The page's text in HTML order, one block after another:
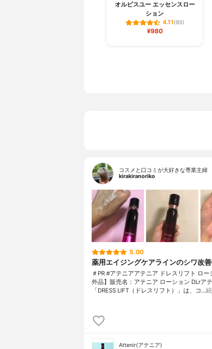
オルビスユー エッセンスロー
ション
4.11(93)
¥980
コスメと口コミが大好きな専業主婦
kirakiranoriko
5.00
薬用エイジングケアラインのシワ改
＃PR #アテニアアテニア ドレスリフト ロ
外品】販売名：アテニア ローション DLrア
「DRESS LIFT（ドレスリフト）」は、コ…
Attenir(アテニア)